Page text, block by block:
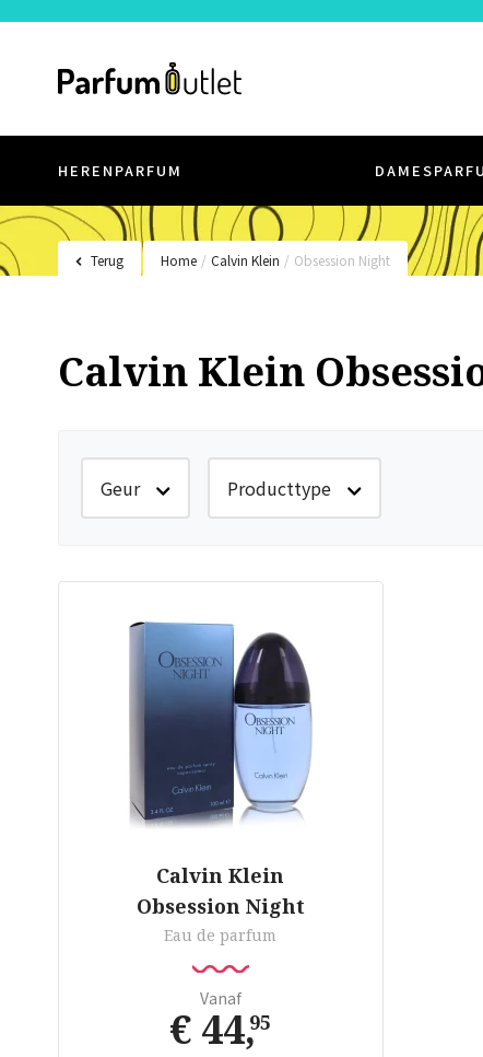
HERENPARFUM
Terug Home / Calvin Klein / Obsession Night
Calvin Klein
Geur Producttype
Calvin Klein
Obsession Night
Eau de parfum
Vanaf
€ 44,95